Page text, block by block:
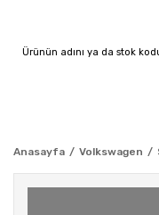
Anasayfa Volkswagen